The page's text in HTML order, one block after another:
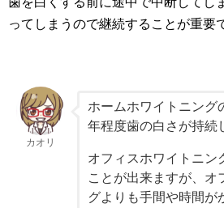
ってしまうので継続することが重要
カオリ
ホームホワイトニング
年程度歯の白さが持続
オフィスホワイトニン
ことが出来ますが、オ
グよりも手間や時間が